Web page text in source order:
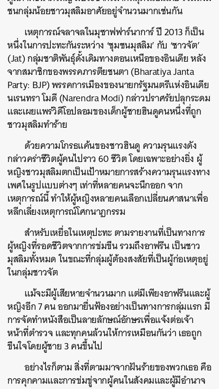
ชนกลุ่มน้อยชาวมุสลิมอาศัยอยู่จำนวนมากเช่นกัน
เหตุการณ์จลาจลในมุซาฟฟาร์นาการ์ ปี 2013 ก็เป็น
หนึ่งในการปะทะกันระหว่าง ‘ชุมชนมุสลิม’ กับ ‘ชาวจัต’
(Jat) กลุ่มชาติพันธุ์ดั้งเดิมทางตอนเหนือของอินเดีย หลัง
จากสมาชิกของพรรคภารตียชนตา(Bharatiya Janta
Party: BJP) พรรคการเมืองของนายกรัฐมนตรีแห่งอินเดีย
นเรนทรา โมดี (Narendra Modi) กล่าวปราศรัยปลุกระดม
และเผยแพร่วิดีโอปลอมของเด็กผู้ชายฮินดูคนหนึ่งที่ถูก
ชาวมุสลิมทำร้าย
ด้วยความโกรธแค้นของชาวฮินดู ความรุนแรงดัง
กล่าวคร่าชีวิตผู้คนไปราว 60 ชีวิต โดยเฉพาะอย่างยิ่ง ผู้
หญิงชาวมุสลิมตกเป็นเป้าหมายการสร้างความรุนแรงทาง
เพศในรูปแบบต่างๆ เท่าที่หลายคนจะนึกออก จาก
เหตุการณ์นี้ ทำให้ผู้หญิงหลายคนเลือกเปลี่ยนศาสนาเพื่อ
หลีกเลี่ยงเหตุการณ์โศกนาฏกรรม
สำหรับเหยื่อในเหตุปะทะ ตามรายงานที่เป็นทางการ
ผู้หญิงที่รอดชีวิตจากการข่มขืน รวมถึงอาฟรีน เป็นชาว
มุสลิมทั้งหมด ในขณะที่กลุ่มผู้ต้องสงสัยที่เป็นผู้ก่อเหตุอยู่
ในกลุ่มชาวจัต
แม้จะมีผู้เสียหายจำนวนมาก แต่มีเพียงอาฟรีนและผู้
หญิงอีก 7 คน ออกมายื่นฟ้องอย่างเป็นทางการกลุ่มแรก มี
การจัดทำหนังสือเป็นลายลักษณ์อักษรเพื่อแจ้งต่อเจ้า
หน้าที่ตำรวจ และทุกคนล้วนให้การเหมือนกันว่า เธอถูก
ขืนใจโดยผู้ชาย 3 คนขึ้นไป
อย่างไรก็ตาม สิ่งที่ตามมาจากฝันร้ายของพวกเธอ คือ
การคุกคามและการข่มขู่จากผู้คนในสังคมและผู้มีอำนาจ